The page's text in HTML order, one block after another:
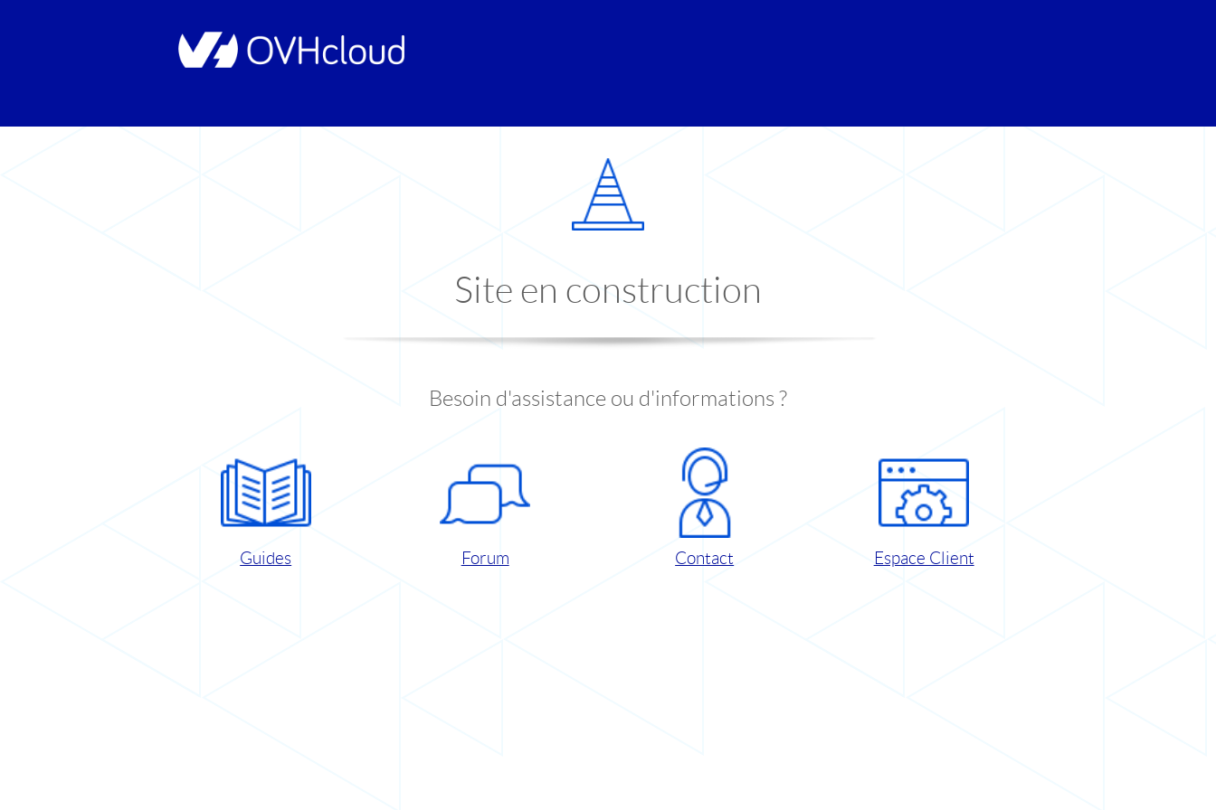
Site en construction
Besoin d'assistance ou d'informations ?
Guides Forum Contact Espace Client